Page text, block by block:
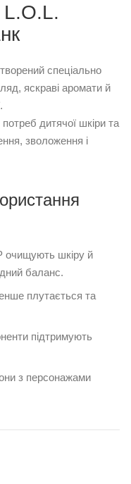
L.O.L.
спеціально
яскраві аромати й
дитячої шкіри та
зволоження і
очищують шкіру й
баланс.
плутається та
підтримують
з персонажами